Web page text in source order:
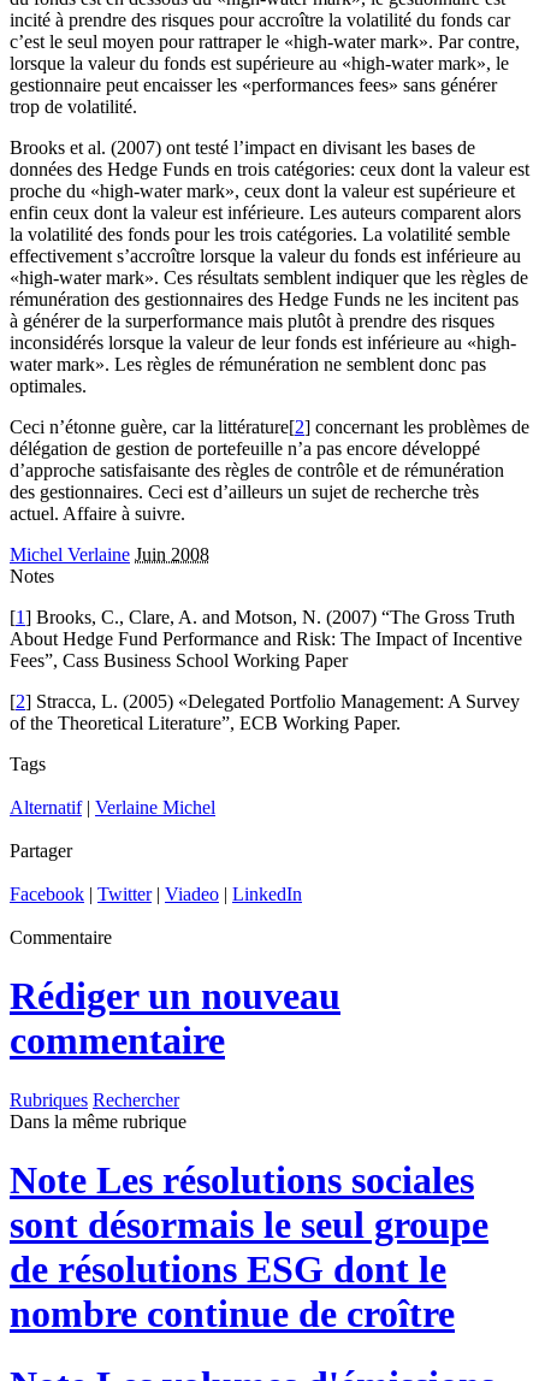
incité à prendre des risques pour accroître la volatilité du fonds car
c’est le seul moyen pour rattraper le «high-water mark». Par contre,
lorsque la valeur du fonds est supérieure au «high-water mark», le
gestionnaire peut encaisser les «performances fees» sans générer
trop de volatilité.
Brooks et al. (2007) ont testé l’impact en divisant les bases de
données des Hedge Funds en trois catégories: ceux dont la valeur est
proche du «high-water mark», ceux dont la valeur est supérieure et
enfin ceux dont la valeur est inférieure. Les auteurs comparent alors
la volatilité des fonds pour les trois catégories. La volatilité semble
effectivement s’accroître lorsque la valeur du fonds est inférieure au
«high-water mark». Ces résultats semblent indiquer que les règles de
rémunération des gestionnaires des Hedge Funds ne les incitent pas
à générer de la surperformance mais plutôt à prendre des risques
inconsidérés lorsque la valeur de leur fonds est inférieure au «high-
water mark». Les règles de rémunération ne semblent donc pas
optimales.
Ceci n’étonne guère, car la littérature[2] concernant les problèmes de
délégation de gestion de portefeuille n’a pas encore développé
d’approche satisfaisante des règles de contrôle et de rémunération
des gestionnaires. Ceci est d’ailleurs un sujet de recherche très
actuel. Affaire à suivre.
Michel Verlaine Juin 2008
Notes
[1] Brooks, C., Clare, A. and Motson, N. (2007) “The Gross Truth
About Hedge Fund Performance and Risk: The Impact of Incentive
Fees”, Cass Business School Working Paper
[2] Stracca, L. (2005) «Delegated Portfolio Management: A Survey
of the Theoretical Literature”, ECB Working Paper.
Tags
Alternatif| Verlaine Michel
Partager
Facebook | Twitter| Viadeo | LinkedIn
Commentaire
Rédiger un nouveau
commentaire
Rubriques Rechercher
Dans la même rubrique
Note Les résolutions sociales
sont désormais le seul groupe
de résolutions ESG dont le
nombre continue de croître